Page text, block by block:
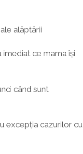
alăptării
imediat ce mama îşi
când sunt
excepţia cazurilor cu